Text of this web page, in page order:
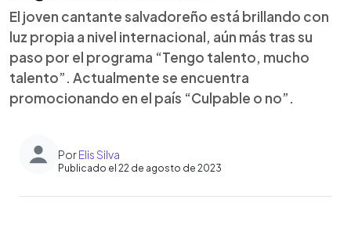
El joven cantante salvadoreño está brillando con
luz propia a nivel internacional, aún más tras su
paso por el programa “Tengo talento, mucho
talento”. Actualmente se encuentra
promocionando en el país “Culpable o no”.
PorElis Silva
Publicado el 22 de agosto de 2023